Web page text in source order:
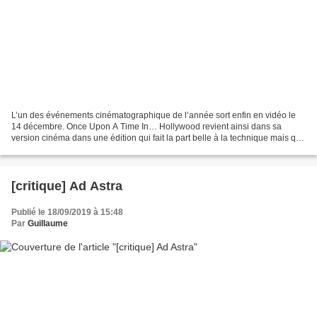
L’un des événements cinématographique de l’année sort enfin en vidéo le
14 décembre. Once Upon A Time In… Hollywood revient ainsi dans sa
version cinéma dans une édition qui fait la part belle à la technique mais qui
[critique] Ad Astra
Publié le 18/09/2019 à 15:48
Par Guillaume